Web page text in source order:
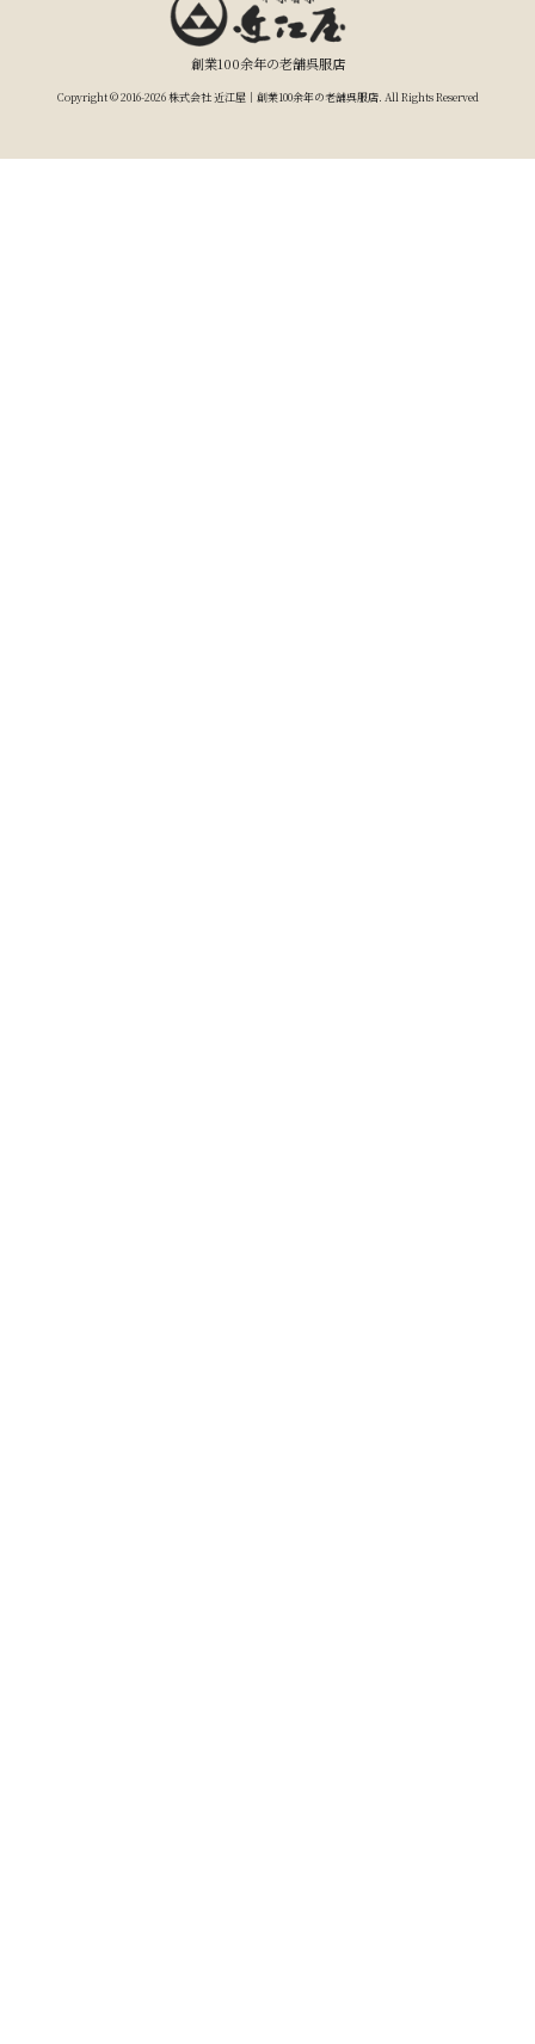
創業100余年の老舗呉服店
Copyright © 2016-2026 株式会社 近江屋｜創業100余年の老舗呉服店. All Rights Reserved